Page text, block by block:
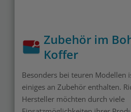
Zubehör im
Koffer
Besonders bei teuren Modellen
einiges an Zubehör enthalten.
Hersteller möchten durch viele